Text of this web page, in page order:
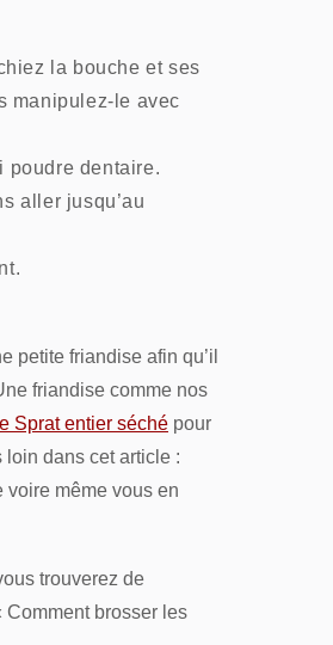
la bouche et ses
manipulez-le avec
poudre dentaire.
aller jusqu’au
petite friandise afin qu’il
friandise comme nos
Sprat entier séché pour
dans cet article :
même vous en
trouverez de
brosser les